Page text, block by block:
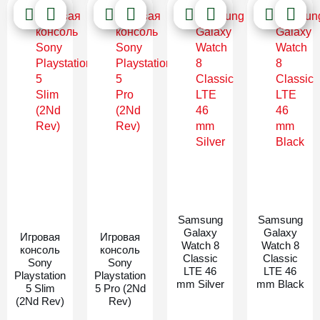
Игровая
консоль
Sony
Playstation
5 Slim
(2Nd Rev)
Игровая
консоль
Sony
Playstation
5 Pro (2Nd
Rev)
Samsung
Galaxy
Watch 8
Classic
LTE 46
mm Silver
Samsung
Galaxy
Watch 8
Classic
LTE 46
mm Black